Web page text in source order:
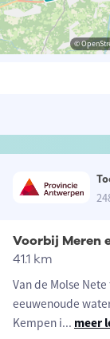
©
Voorbij Meren
41.1 km
Van de Molse
eeuwenoude
Kempen i... meer